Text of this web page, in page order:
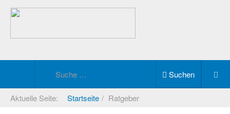
Suchen
Aktuelle Seite: Startseite Ratgeber